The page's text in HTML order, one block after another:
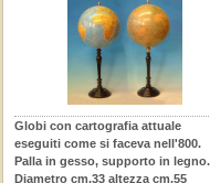
Globi con cartografia attuale
eseguiti come si faceva nell'800.
Palla in gesso, supporto in legno.
Diametro cm.33 altezza cm.55